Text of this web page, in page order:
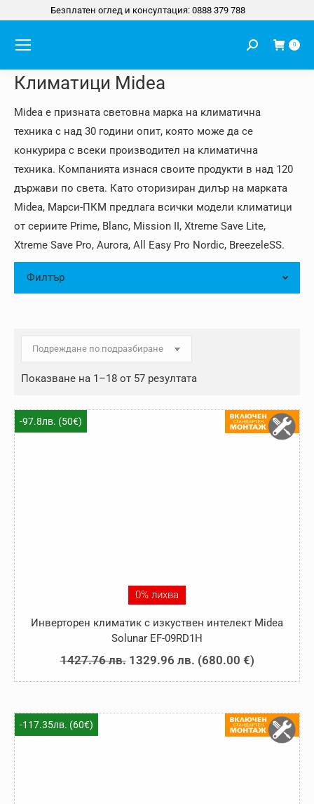
Безплатен оглед и консултация: 0888 379 788
Search: 0
Климатици Midea
Midea е призната световна марка на климатична
техника с над 30 години опит, която може да се
конкурира с всеки производител на климатична
техника. Компанията изнася своите продукти в над 120
държави по света. Като оторизиран дилър на марката
Midea, Марси-ПКМ предлага всички модели климатици
от сериите Prime, Blanc, Mission II, Xtreme Save Lite,
Xtreme Save Pro, Aurora, All Easy Pro Nordic, BreezeleSS.
Филтър
Показване на 1–18 от 57 резултата
-97.8лв. (50€)
0% лихва
Инверторен климатик с изкуствен интелект Midea
Solunar EF-09RD1H
1427.76лв. Original
price
1329.96 лв.Текущата
цена
1329.96 лв..
(680.00 €)
-117.35лв. (60€)